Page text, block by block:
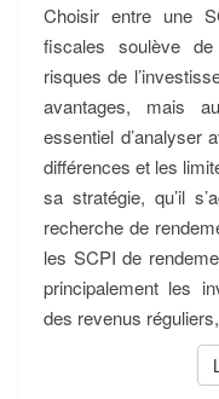
Choisir entre une
fiscales soulève
risques de
avantages, mais
essentiel d’analyser
différences et les
sa stratégie, qu’il
recherche de
les SCPI de
principalement les
des revenus